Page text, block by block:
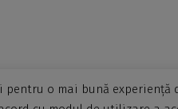
pentru o mai bună experiență